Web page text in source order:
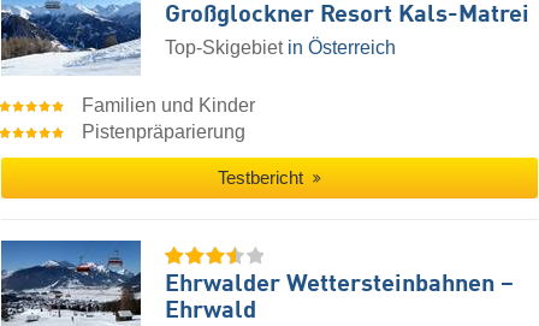
Großglockner Resort Kals-Matrei
Top-Skigebiet in Österreich
Familien und Kinder
Pistenpräparierung
Testbericht
Ehrwalder Wettersteinbahnen –
Ehrwald